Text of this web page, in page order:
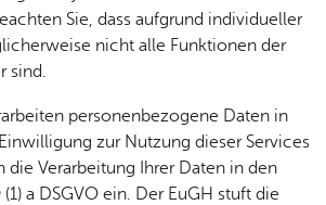
Diese verwenden Cookies und andere
um die Bedienung zu
zu verbessern. Weitere Informationen
Datenschutzerklärung
und Karte laden
Sie, dass aufgrund individueller
nicht alle Funktionen der
sind.
personenbezogene Daten in
zur Nutzung dieser Services
die Verarbeitung Ihrer Daten in den
a DSGVO ein. Der EuGH stuft die